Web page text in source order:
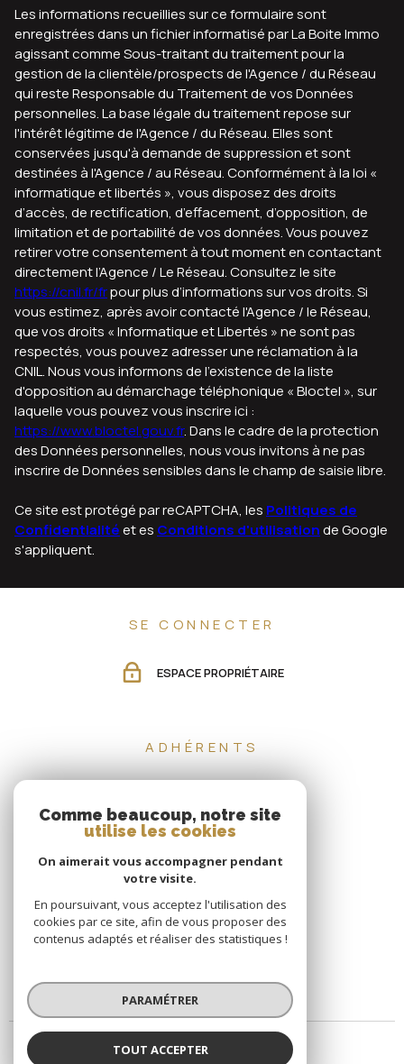
Les informations recueillies sur ce formulaire sont
enregistrées dans un fichier informatisé par La Boite Immo
agissant comme Sous-traitant du traitement pour la
gestion de la clientèle/prospects de l'Agence / du Réseau
qui reste Responsable du Traitement de vos Données
personnelles. La base légale du traitement repose sur
l'intérêt légitime de l'Agence / du Réseau. Elles sont
conservées jusqu'à demande de suppression et sont
destinées à l'Agence / au Réseau. Conformément à la loi «
informatique et libertés », vous disposez des droits
d’accès, de rectification, d’effacement, d’opposition, de
limitation et de portabilité de vos données. Vous pouvez
retirer votre consentement à tout moment en contactant
directement l’Agence / Le Réseau. Consultez le site
https://cnil.fr/frpour plus d’informations sur vos droits. Si
vous estimez, après avoir contacté l'Agence / le Réseau,
que vos droits « Informatique et Libertés » ne sont pas
respectés, vous pouvez adresser une réclamation à la
CNIL. Nous vous informons de l’existence de la liste
d'opposition au démarchage téléphonique « Bloctel », sur
laquelle vous pouvez vous inscrire ici :
https://www.bloctel.gouv.fr. Dans le cadre de la protection
des Données personnelles, nous vous invitons à ne pas
inscrire de Données sensibles dans le champ de saisie libre.
Ce site est protégé par reCAPTCHA, les Politiques de
Confidentialitéet es Conditions d'utilisationde Google
s'appliquent.
SE CONNECTER
ESPACE PROPRIÉTAIRE
ADHÉRENTS
Comme beaucoup, notre site
utilise les cookies
On aimerait vous accompagner pendant
votre visite.
En poursuivant, vous acceptez l'utilisation des
cookies par ce site, afin de vous proposer des
contenus adaptés et réaliser des statistiques !
PARAMÉTRER
TOUT ACCEPTER